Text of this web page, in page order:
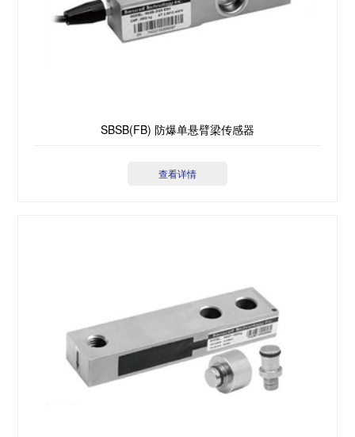
SBSB(FB) 防爆单悬臂梁传感器
查看详情